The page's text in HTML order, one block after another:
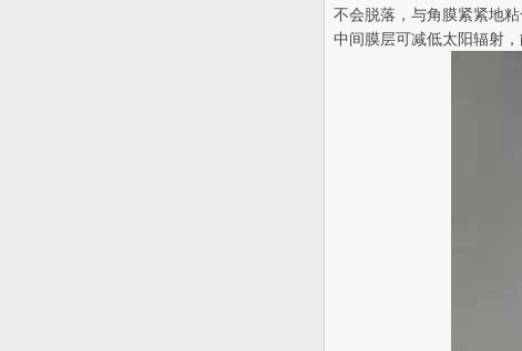
不会脱落，与角膜紧紧地
中间膜层可减低太阳辐射